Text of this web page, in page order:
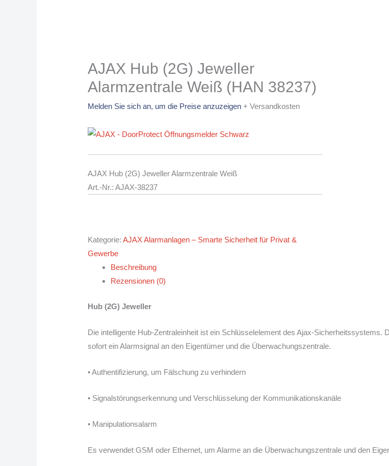
AJAX Hub (2G) Jeweller
Alarmzentrale Weiß (HAN 38237)
Melden Sie sich an, um die Preise anzuzeigen + Versandkosten
AJAX Hub (2G) Jeweller Alarmzentrale Weiß
Art.-Nr.: AJAX-38237
Kategorie:AJAX Alarmanlagen – Smarte Sicherheit für Privat &
Gewerbe
Beschreibung
Rezensionen (0)
Hub (2G) Jeweller
Die intelligente Hub-Zentraleinheit ist ein Schlüsselelement des Ajax-Sicherheitssystems.
sofort ein Alarmsignal an den Eigentümer und die Überwachungszentrale.
• Authentifizierung, um Fälschung zu verhindern
• Signalstörungserkennung und Verschlüsselung der Kommunikationskanäle
• Manipulationsalarm
Es verwendet GSM oder Ethernet, um Alarme an die Überwachungszentrale und den